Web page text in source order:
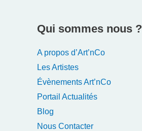
Qui sommes nous ?
A propos d’Art’nCo
Les Artistes
Évènements Art’nCo
Portail Actualités
Blog
Nous Contacter